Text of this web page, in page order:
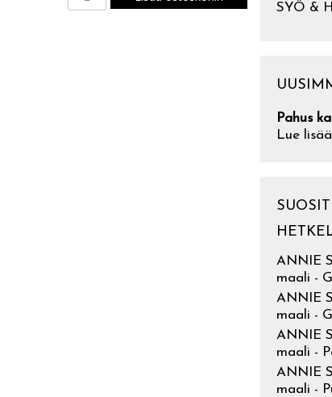
SYÖ &
Pahus
Lue
ANNIE
maali -
ANNIE
maali -
ANNIE
maali -
ANNIE
maali -